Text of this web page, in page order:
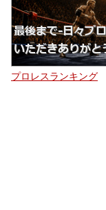
プロレスランキング